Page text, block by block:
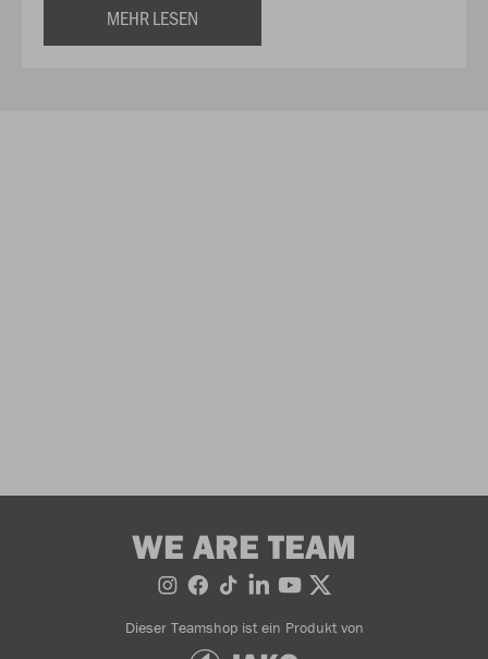
MEHR LESEN
WE ARE TEAM
Dieser Teamshop ist ein Produkt von